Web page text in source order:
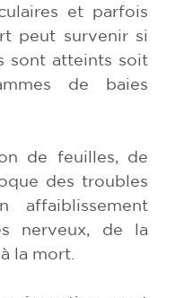
et parfois
peut survenir si
sont atteints soit
de baies
de feuilles, de
des troubles
affaiblissement
nerveux, de la
la mort.